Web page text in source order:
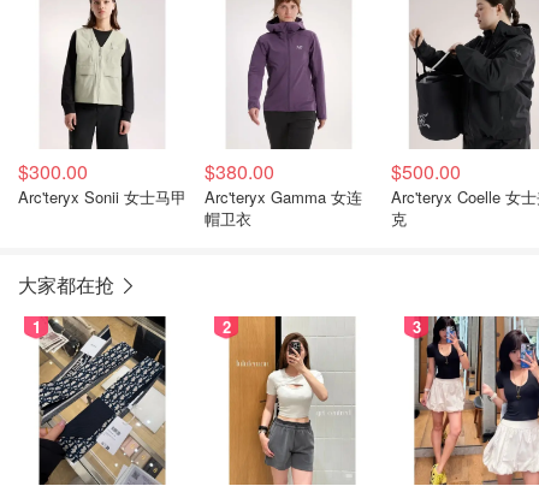
$300.00
Arc'teryx Sonii 女士马甲
$380.00
Arc'teryx Gamma 女连
帽卫衣
$500.00
Arc'teryx Coelle 女
克
大家都在抢
1 2 3